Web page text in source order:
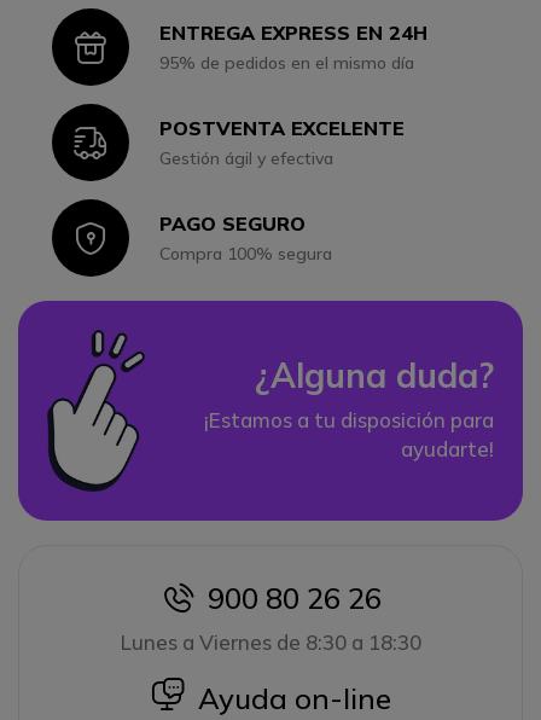
IconENTREGA EXPRESS EN 24H
95% de pedidos en el mismo día
IconPOSTVENTA EXCELENTE
Gestión ágil y efectiva
IconPAGO SEGURO
Compra 100% segura
¿Alguna duda?
¡Estamos a tu disposición para
ayudarte!
icon
900 80 26 26
Lunes a Viernes de 8:30 a 18:30
icon
Ayuda on-line